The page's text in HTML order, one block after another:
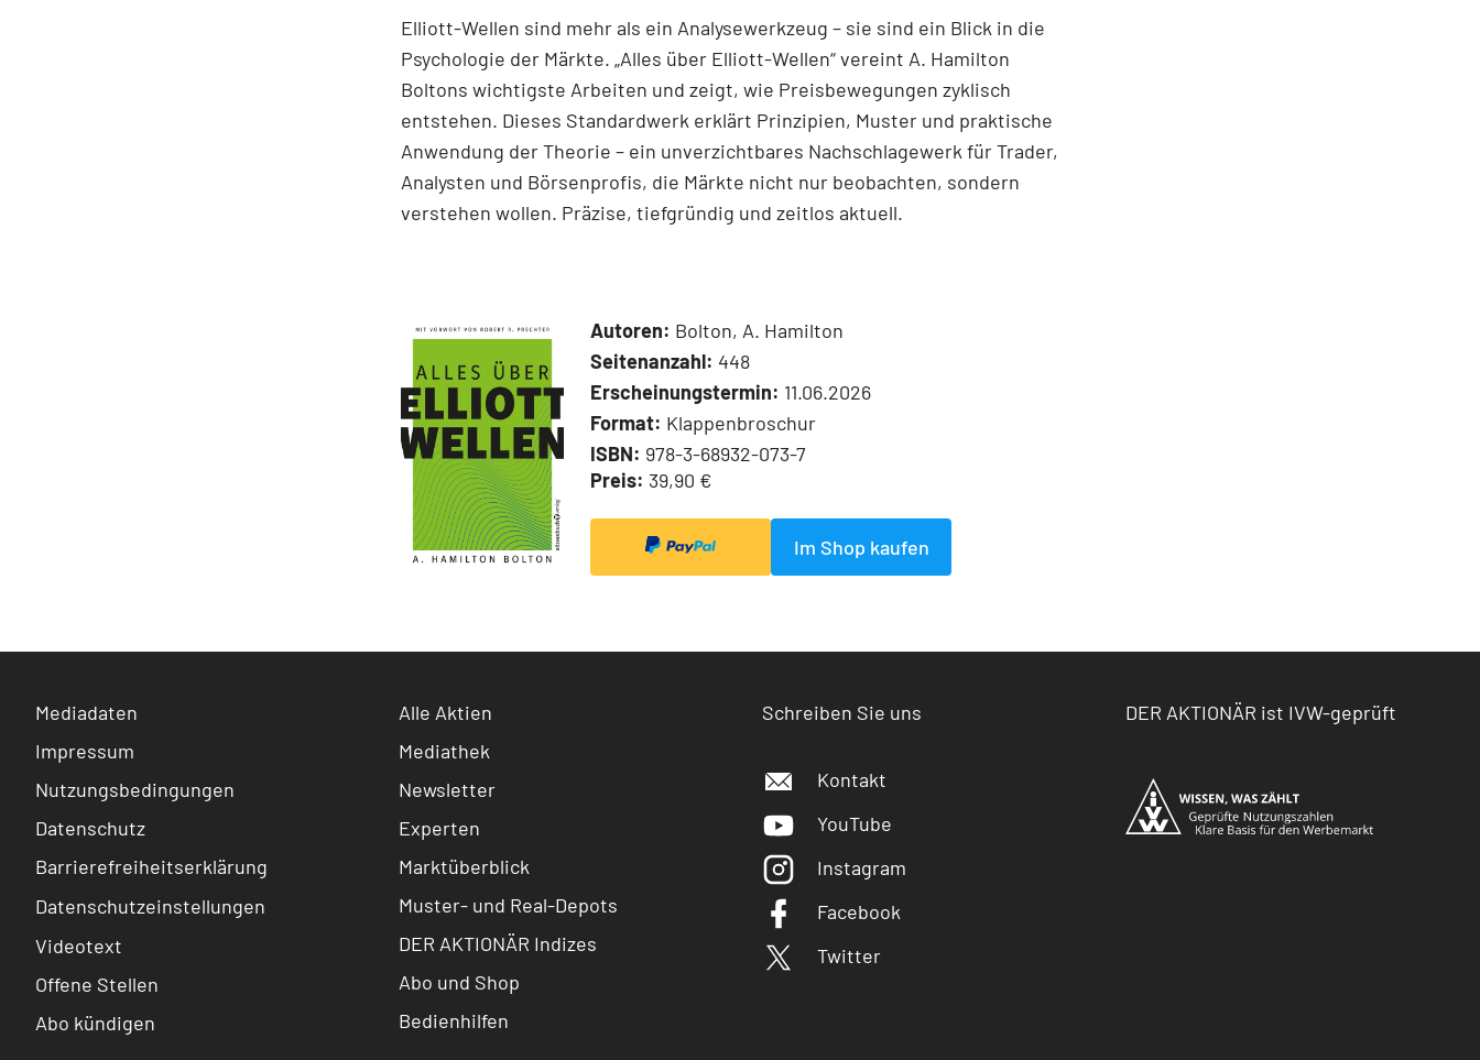
Elliott-Wellen sind mehr als ein Analysewerkzeug – sie sind ein Blick in die
Psychologie der Märkte. „Alles über Elliott-Wellen“ vereint A. Hamilton
Boltons wichtigste Arbeiten und zeigt, wie Preisbewegungen zyklisch
entstehen. Dieses Standardwerk erklärt Prinzipien, Muster und praktische
Anwendung der Theorie – ein unverzichtbares Nachschlagewerk für Trader,
Analysten und Börsenprofis, die Märkte nicht nur beobachten, sondern
verstehen wollen. Präzise, tiefgründig und zeitlos aktuell.
Autoren: Bolton, A. Hamilton
Seitenanzahl: 448
Erscheinungstermin: 11.06.2026
Format: Klappenbroschur
ISBN: 978-3-68932-073-7
Preis: 39,90 €
Im Shop kaufen
Mediadaten
Impressum
Nutzungsbedingungen
Datenschutz
Barrierefreiheitserklärung
Datenschutzeinstellungen
Videotext
Offene Stellen
Abo kündigen
Alle Aktien
Mediathek
Newsletter
Experten
Marktüberblick
Muster- und Real-Depots
DER AKTIONÄR Indizes
Abo und Shop
Bedienhilfen
Schreiben Sie uns
Kontakt
YouTube
Instagram
Facebook
Twitter
DER AKTIONÄR ist IVW-geprüft